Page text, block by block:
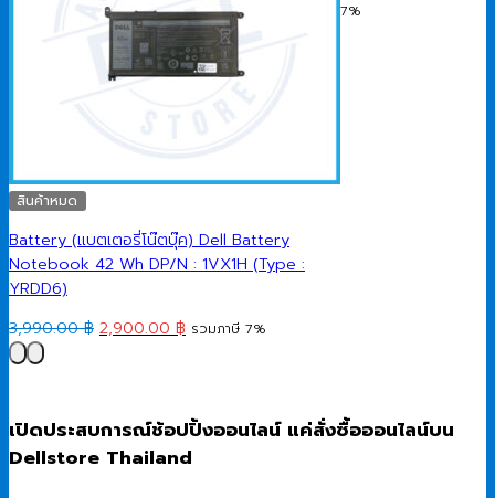
สินค้าหมด
Battery (แบตเตอรี่โน๊ตบุ๊ค) Dell Battery
Notebook 42 Wh DP/N : 1VX1H (Type :
YRDD6)
3,990.00฿ Original
2,900.00 ฿Current
รวมภาษี 7%
7%
เปิดประสบการณ์ช้อปปิ้งออนไลน์ แค่สั่งซื้อออนไลน์บน
Dellstore Thailand